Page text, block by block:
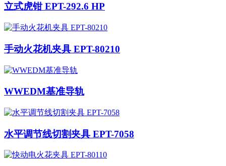
立式虎钳 EPT-292.6 HP
手动火花机夹具 EPT-80210
WWEDM基准导轨
水平调节线切割夹具 EPT-7058